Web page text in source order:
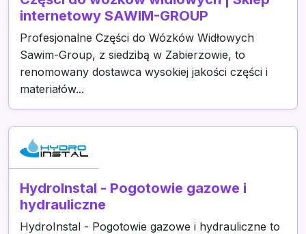
internetowy SAWIM-GROUP
Profesjonalne Części do Wózków Widłowych
Sawim-Group, z siedzibą w Zabierzowie, to
renomowany dostawca wysokiej jakości części i
materiałów...
HydroInstal - Pogotowie gazowe i
hydrauliczne
HydroInstal - Pogotowie gazowe i hydrauliczne to